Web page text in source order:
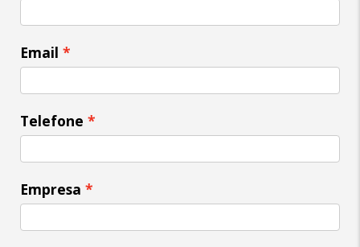
Email
Telefone
Empresa